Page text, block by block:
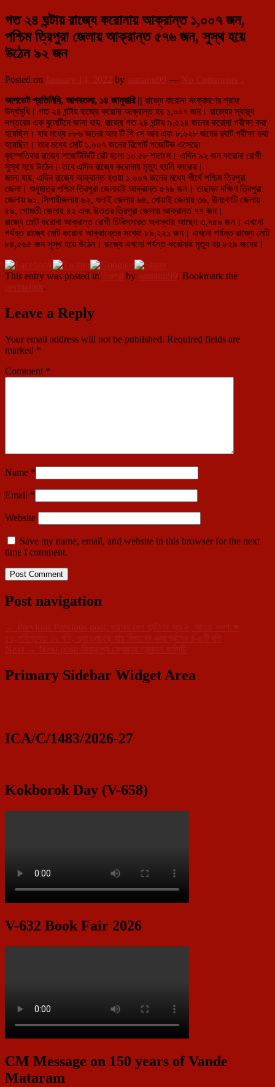
গত ২৪ ঘন্টায় রাজ্যে করোনায় আক্রান্ত ১,০০৭ জন,
পশ্চিম ত্রিপুরা জেলায় আক্রান্ত ৫৭৬ জন, সুস্থ হয়ে
উঠেন ৯২ জন
Posted on January 14, 2022 by santanu99 — No Comments ↓
আপডেট প্রতিনিধি, আগরতলা, ১৪ জানুয়ারি || রাজ্যে করোনা সংক্রমণের গ্রাফ
উর্দ্ধমুখি। গত ২৪ ঘন্টায় রাজ্যে করোনা আক্রান্ত হয় ১,০০৭ জন। রাজ্যের স্বাস্থ্য
দপ্তরের এক বুলেটিনে জানা যায়, রাজ্যে গত ২৪ ঘন্টায় ৯,৫১৪ জনের করোনা পরীক্ষা করা
হয়েছিল। যার মধ্যে ৮৮৬ জনের আর টি পি সে আর এবং ৮,৬২৮ জনের র‍্যাট পরীক্ষা করা
হয়েছিল। তার মধ্যে মোট ১,০০৭ জনের রিপোর্ট পজেটিভ এসেছে৷
বৃহস্পতিবার রাজ্যে পজেটিভিটি রেট হলো ১০.৫৮ শতাংশ। এদিন ৯২ জন করোনা রোগী
সুস্থ হয়ে উঠেন। তবে এদিন রাজ্যে করোনায় মৃত্যু হয়নি কারোর।
জানা যায়, এদিন রাজ্যে আক্রান্ত হওয়া ১,০০৭ জনের মধ্যে শীর্ষে পশ্চিম ত্রিপুরা
জেলা। শুধুমাত্র পশ্চিম ত্রিপুরা জেলায়ই আক্রান্ত ৫৭৬ জন। তাছাড়া দক্ষিণ ত্রিপুরা
জেলায় ৯১, সিপাহীজলায় ৬২, ধলাই জেলায় ৬৪, খোয়াই জেলায় ৩৬, ঊনকোটি জেলায়
৫৯, গোমতী জেলায় ৪২ এবং উত্তর ত্রিপুরা জেলায় আক্রান্ত ৭৭ জন।
রাজ্যে মোট করোনা আক্রান্ত রোগী চিকিৎসারত অবস্থায় আছেন ৩,৭৫৯ জন। এখনো
পর্যন্ত রাজ্যে মোট করোনা আক্রান্তের সংখ্যা ৮৯,২২১ জন। এখনো পর্যন্ত রাজ্যে মোট
৮৪,৫৬৫ জন সুস্থ হয়ে উঠেন। রাজ্যে এখনো পর্যন্ত করোনায় মৃত্যু হয় ৮২৯ জনের।
This entry was posted in ত্রিপুরা by santanu99. Bookmark the
permalink.
Leave a Reply
Your email address will not be published. Required fields are
marked *
Comment *
Name *
Email *
Website
Save my name, email, and website in this browser for the next
time I comment.
Post navigation
← Previous Previous post:
ভয়াবহ রেল দুর্ঘটনায় মৃত ৮, আহত কমপক্ষে
৫০,লাইনচ্যুত ১২ বগি, দুমড়েমুচড়ে যায় বিকানের এক্সপ্রেসের ৪-৫টি বগি
Next → Next post: বিনামূল্যে স্বেচ্ছায় শ্রমদান কর্মসূচি
Primary Sidebar Widget Area
ICA/C/1483/2026-27
Kokborok Day (V-658)
V-632 Book Fair 2026
CM Message on 150 years of Vande
Mataram